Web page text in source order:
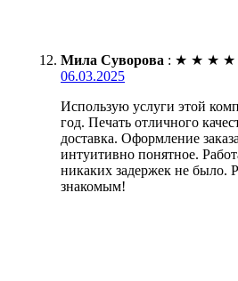
Мила Суворова : ★ ★ ★ ★
06.03.2025
Использую услуги этой
год. Печать отличного
доставка. Оформление
интуитивно понятное.
никаких задержек не было.
знакомым!